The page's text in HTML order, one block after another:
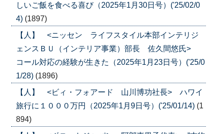
しいご飯を食べる喜び（2025年1月30日号）('25/02/0
4) (1897)
【人】 <ニッセン ライフスタイル本部インテリジ
ェンスＢＵ（インテリア事業）部長 佐久間悠氏>
コール対応の経験が生きた（2025年1月23日号）('25/0
1/28) (1896)
【人】 <ビィ・フォアード 山川博功社長> ハワイ
旅行に１０００万円（2025年1月9日号）('25/01/14) (1
894)